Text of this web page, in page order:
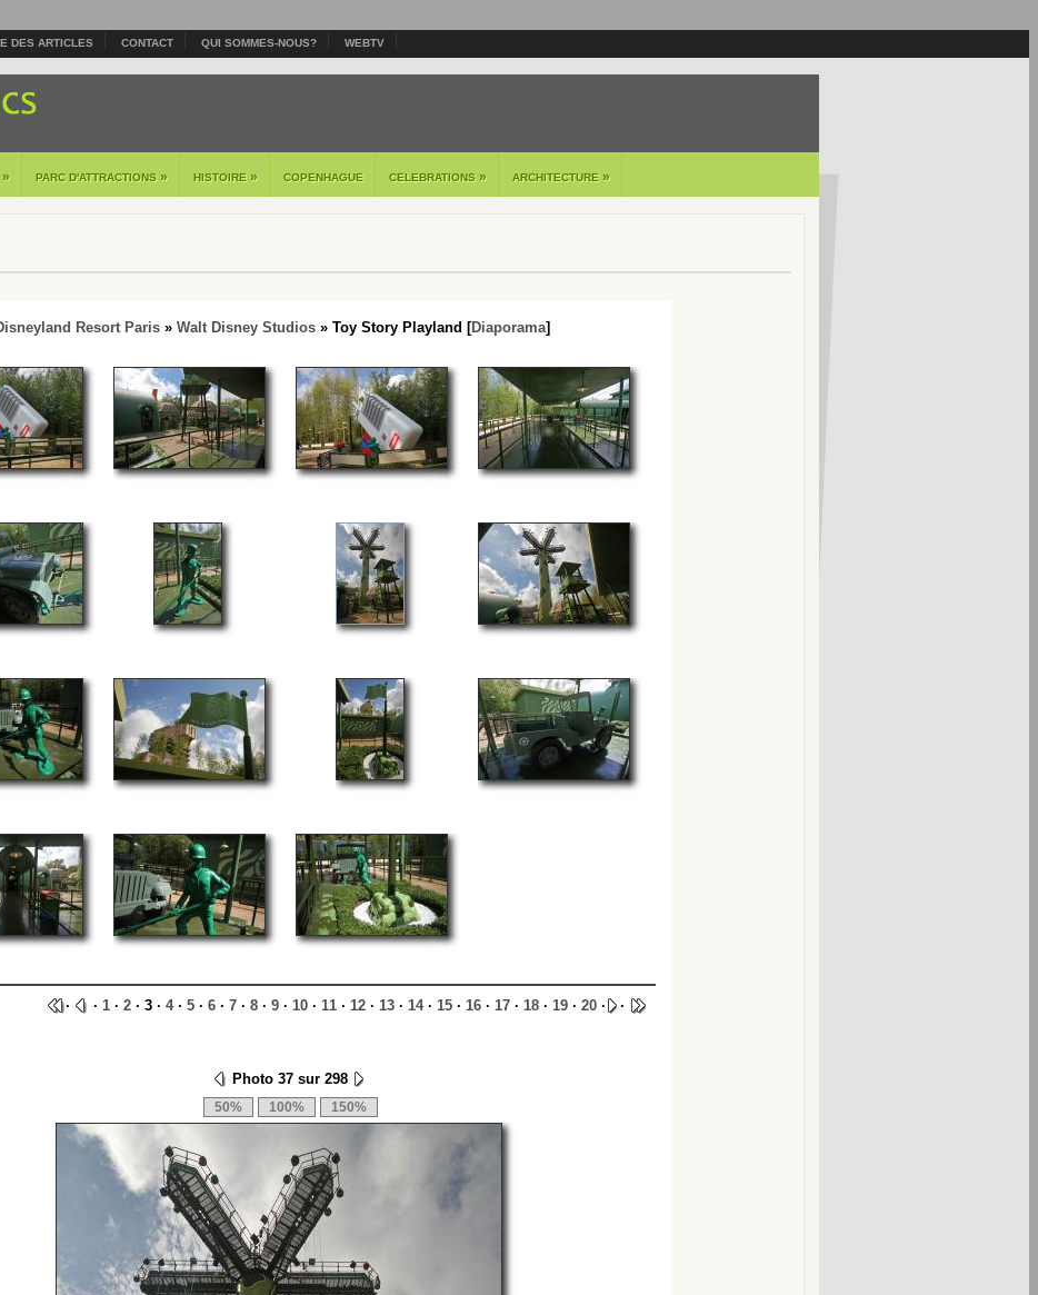
DES ARTICLES CONTACT QUI SOMMES-NOUS? WEBTV
» PARC D'ATTRACTIONS » HISTOIRE » COPENHAGUE CELEBRATIONS » ARCHITECTURE »
Resort Paris» Walt Disney Studios» Toy Story Playland [Diaporama]
· · 1· 2· 3 · 4· 5· 6· 7· 8· 9· 10· 11· 12· 13· 14· 15· 16· 17· 18· 19· 20· ·
Photo 37 sur 298